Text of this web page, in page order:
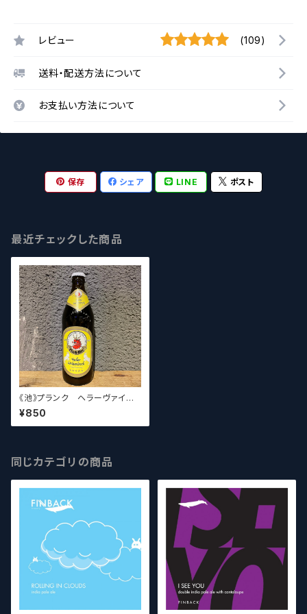
レビュー (109)
送料・配送方法について
お支払い方法について
保存 シェア LINE ポスト
最近チェックした商品
《池》プランク ヘラーヴァイツ
ェンボック Plank Heller Wei
zenbock
¥850
同じカテゴリの商品